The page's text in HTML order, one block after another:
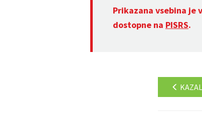
Prikazana vsebina je
dostopne na PISRS.